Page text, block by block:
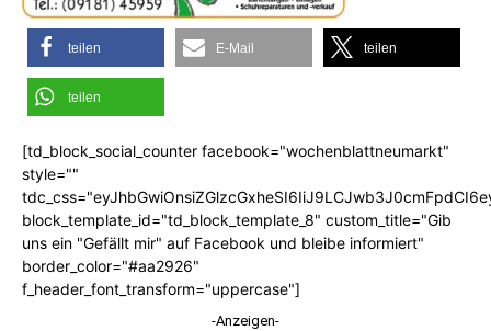
teilen E-Mail teilen
teilen
[td_block_social_counter facebook="wochenblattneumarkt"
style=""
block_template_id="td_block_template_8" custom_title="Gib
uns ein "Gefällt mir" auf Facebook und bleibe informiert"
border_color="#aa2926"
f_header_font_transform="uppercase"]
-Anzeigen-